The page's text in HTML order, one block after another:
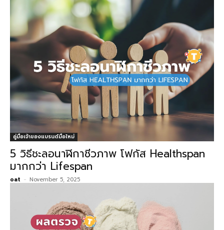
คู่มือเจ้าของแบรนด์มือใหม่
5 วิธีชะลอนาฬิกาชีวภาพ โฟกัส Healthspan
มากกว่า Lifespan
oat - November 5, 2025